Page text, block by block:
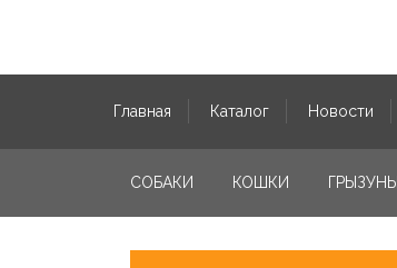
Главная Каталог Новости
СОБАКИ КОШКИ ГРЫЗУНЫ